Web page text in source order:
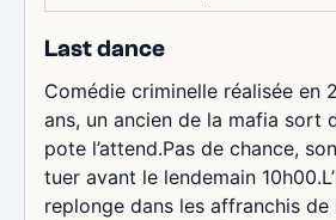
Last dance
Comédie criminelle réalisée en
ans, un ancien de la mafia sort
pote l’attend.Pas de chance,
tuer avant le lendemain
replonge dans les affranchis de